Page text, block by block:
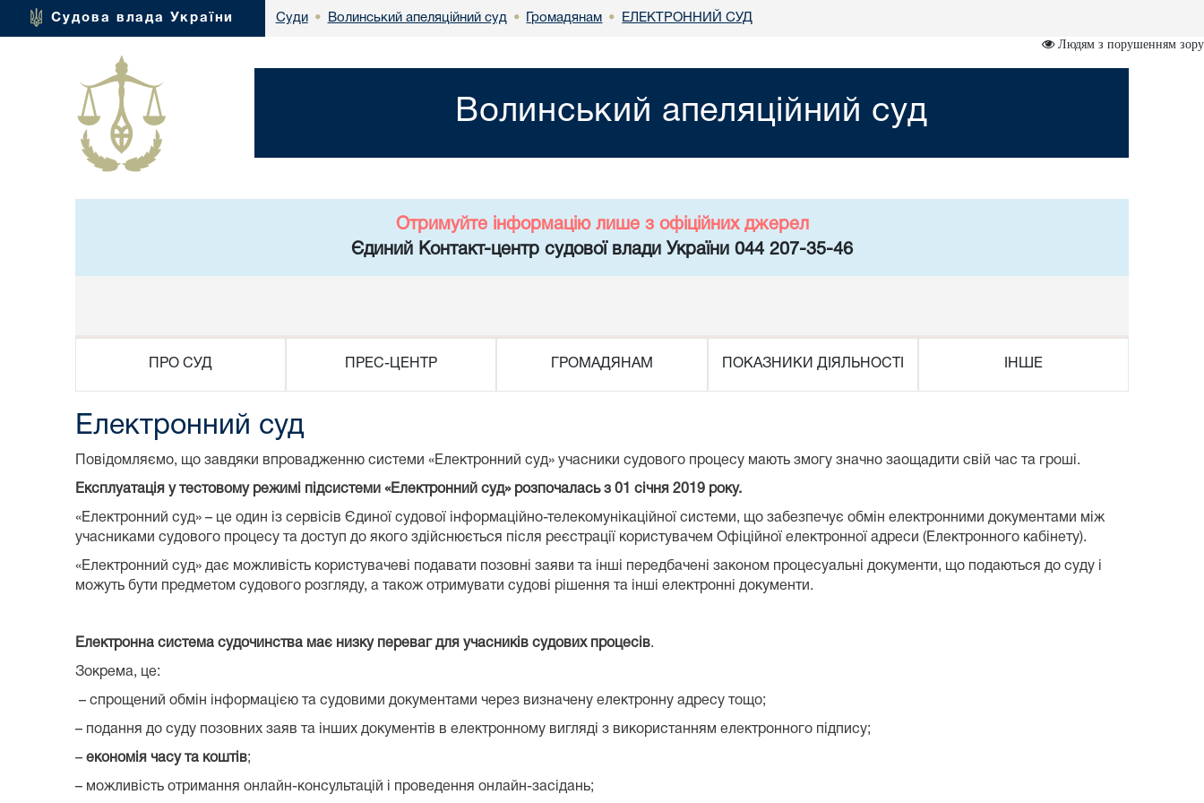
Судова влада України Суди • Волинський апеляційний суд • Громадянам • ЕЛЕКТРОННИЙ СУД
Людям з порушенням зору
Волинський апеляційний суд
Отримуйте інформацію лише з офіційних джерел
Єдиний Контакт-центр судової влади України 044 207-35-46
ПРО СУД ПРЕС-ЦЕНТР ГРОМАДЯНАМ ПОКАЗНИКИ ДІЯЛЬНОСТІ ІНШЕ
Електронний суд
Повідомляємо, що завдяки впровадженню системи «Електронний суд» учасники судового процесу мають змогу значно заощадити свій час та гроші.
Експлуатація у тестовому режимі підсистеми «Електронний суд» розпочалась з 01 січня 2019 року.
«Електронний суд» – це один із сервісів Єдиної судової інформаційно-телекомунікаційної системи, що забезпечує обмін електронними документами між
учасниками судового процесу та доступ до якого здійснюється після реєстрації користувачем Офіційної електронної адреси (Електронного кабінету).
«Електронний суд» дає можливість користувачеві подавати позовні заяви та інші передбачені законом процесуальні документи, що подаються до суду і
можуть бути предметом судового розгляду, а також отримувати судові рішення та інші електронні документи.
Електронна система судочинства має низку переваг для учасників судових процесів.
Зокрема, це:
– спрощений обмін інформацією та судовими документами через визначену електронну адресу тощо;
– подання до суду позовних заяв та інших документів в електронному вигляді з використанням електронного підпису;
– економія часу та коштів;
– можливість отримання онлайн-консультацій і проведення онлайн-засідань;